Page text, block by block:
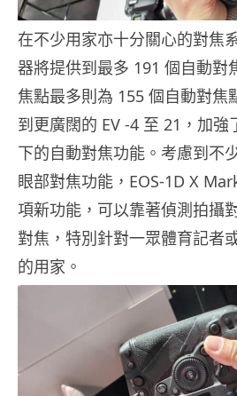
在不少用家亦十分關心的對焦
器將提供到最多 191 個自動對
焦點最多則為 155 個自動對焦
到更廣闊的 EV -4 至 21，加強
下的自動對焦功能。考慮到不
眼部對焦功能，EOS-1D X
項新功能，可以靠著偵測拍攝
對焦，特別針對一眾體育記者
的用家。